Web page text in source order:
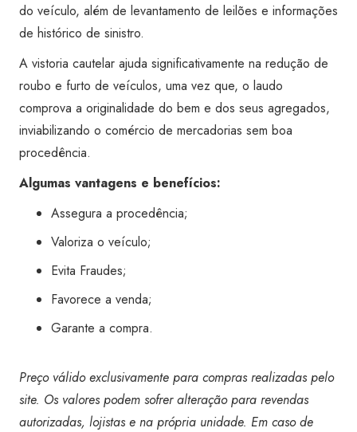
do veículo, além de levantamento de leilões e informações
de histórico de sinistro.
A vistoria cautelar ajuda significativamente na redução de
roubo e furto de veículos, uma vez que, o laudo
comprova a originalidade do bem e dos seus agregados,
inviabilizando o comércio de mercadorias sem boa
procedência.
Algumas vantagens e benefícios:
Assegura a procedência;
Valoriza o veículo;
Evita Fraudes;
Favorece a venda;
Garante a compra.
Preço válido exclusivamente para compras realizadas pelo
site. Os valores podem sofrer alteração para revendas
autorizadas, lojistas e na própria unidade. Em caso de